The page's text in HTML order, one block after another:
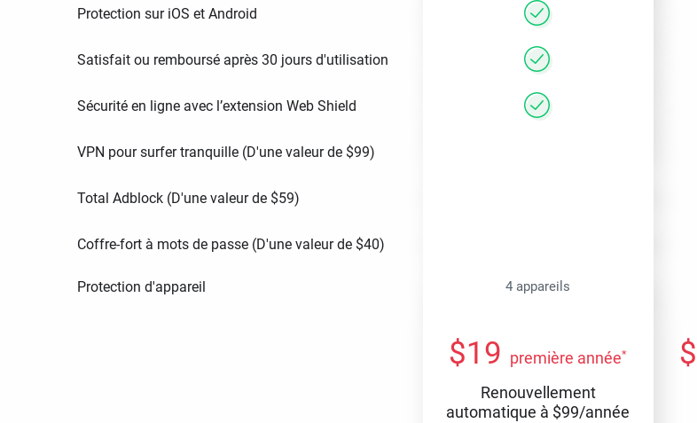
Protection sur iOS et Android
Satisfait ou remboursé après 30 jours d'utilisation
Sécurité en ligne avec l’extension Web Shield
VPN pour surfer tranquille (D'une valeur de $99)
Total Adblock (D'une valeur de $59)
Coffre-fort à mots de passe (D'une valeur de $40)
Protection d'appareil 4 appareils
$19 première année*
Renouvellement
automatique à $99/année
$